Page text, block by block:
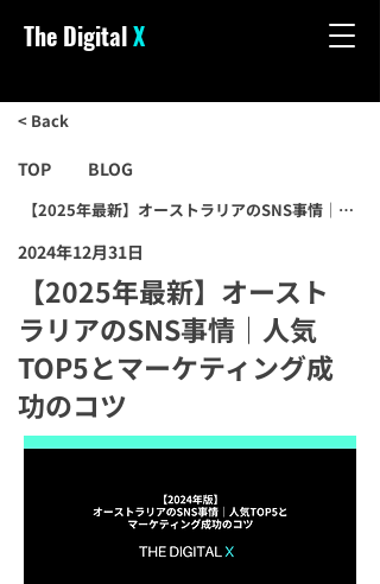
The DigitalX
< Back
TOP BLOG
【2025年最新】オーストラリアのSNS事情｜人
2024年12月31日
【2025年最新】オースト
ラリアのSNS事情｜人気
TOP5とマーケティング成
功のコツ